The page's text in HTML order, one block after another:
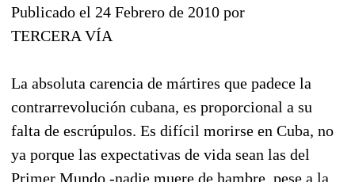
Publicado el 24 Febrero de 2010 por
TERCERA VÍA
La absoluta carencia de mártires que padece la
contrarrevolución cubana, es proporcional a su
falta de escrúpulos. Es difícil morirse en Cuba, no
ya porque las expectativas de vida sean las del
Primer Mundo -nadie muere de hambre, pese a la